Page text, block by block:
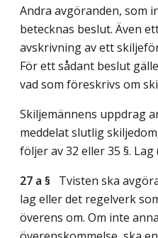
Andra avgöranden, som
betecknas beslut. Även
avskrivning av ett
För ett sådant beslut
vad som föreskrivs om
Skiljemännens uppdrag
meddelat slutlig
följer av 32 eller 35 §. Lag
27 a § Tvisten ska
lag eller det regelverk
överens om. Om inte